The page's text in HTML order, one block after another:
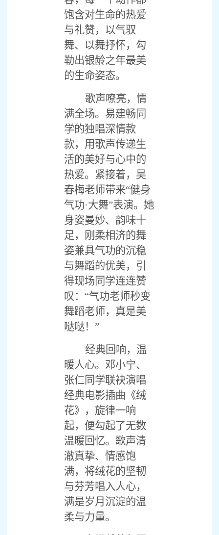
饱含对生命的热爱
与礼赞，以气驭
舞、以舞抒怀，勾
勒出银龄之年最美
的生命姿态。
歌声嘹亮，情
满全场。易建畅同
学的独唱深情款
款，用歌声传递生
活的美好与心中的
热爱。紧接着，吴
春梅老师带来“健身
气功·大舞”表演。她
身姿曼妙、韵味十
足，刚柔相济的舞
姿兼具气功的沉稳
与舞蹈的优美，引
得现场同学连连赞
叹：“气功老师秒变
舞蹈老师，真是美
哒哒！”
经典回响，温
暖人心。邓小宁、
张仁同学联袂演唱
经典电影插曲《绒
花》，旋律一响
起，便勾起了无数
温暖回忆。歌声清
澈真挚、情感饱
满，将绒花的坚韧
与芬芳唱入人心，
满是岁月沉淀的温
柔与力量。